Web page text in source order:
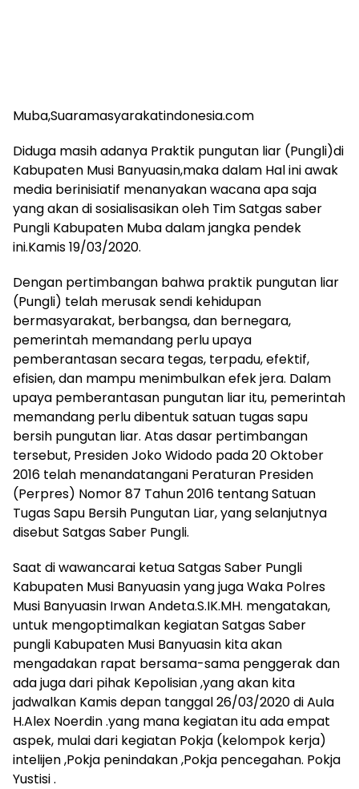
Muba,Suaramasyarakatindonesia.com
Diduga masih adanya Praktik pungutan liar (Pungli)di
Kabupaten Musi Banyuasin,maka dalam Hal ini awak
media berinisiatif menanyakan wacana apa saja
yang akan di sosialisasikan oleh Tim Satgas saber
Pungli Kabupaten Muba dalam jangka pendek
ini.Kamis 19/03/2020.
Dengan pertimbangan bahwa praktik pungutan liar
(Pungli) telah merusak sendi kehidupan
bermasyarakat, berbangsa, dan bernegara,
pemerintah memandang perlu upaya
pemberantasan secara tegas, terpadu, efektif,
efisien, dan mampu menimbulkan efek jera. Dalam
upaya pemberantasan pungutan liar itu, pemerintah
memandang perlu dibentuk satuan tugas sapu
bersih pungutan liar. Atas dasar pertimbangan
tersebut, Presiden Joko Widodo pada 20 Oktober
2016 telah menandatangani Peraturan Presiden
(Perpres) Nomor 87 Tahun 2016 tentang Satuan
Tugas Sapu Bersih Pungutan Liar, yang selanjutnya
disebut Satgas Saber Pungli.
Saat di wawancarai ketua Satgas Saber Pungli
Kabupaten Musi Banyuasin yang juga Waka Polres
Musi Banyuasin Irwan Andeta.S.IK.MH. mengatakan,
untuk mengoptimalkan kegiatan Satgas Saber
pungli Kabupaten Musi Banyuasin kita akan
mengadakan rapat bersama-sama penggerak dan
ada juga dari pihak Kepolisian ,yang akan kita
jadwalkan Kamis depan tanggal 26/03/2020 di Aula
H.Alex Noerdin .yang mana kegiatan itu ada empat
aspek, mulai dari kegiatan Pokja (kelompok kerja)
intelijen ,Pokja penindakan ,Pokja pencegahan. Pokja
Yustisi .